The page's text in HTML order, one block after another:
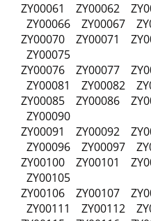
ZY00061 ZY00062
ZY00066 ZY00067
ZY00070 ZY00071
ZY00075
ZY00076 ZY00077
ZY00081 ZY00082
ZY00085 ZY00086
ZY00090
ZY00091 ZY00092
ZY00096 ZY00097
ZY00100 ZY00101
ZY00105
ZY00106 ZY00107
ZY00111 ZY00112